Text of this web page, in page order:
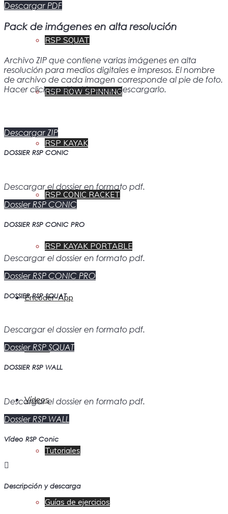
RSP SQUAT
RSP ROW SPINNING
RSP KAYAK
RSP CONIC RACKET
RSP KAYAK PORTABLE
Encoder-App
Tienda
Vídeos
Tutoriales
Guías de ejercicios
Descargar PDF
Pack de imágenes en alta resolución
Archivo ZIP que contiene varias imágenes en alta
resolución para medios digitales e impresos. El nombre
de archivo de cada imagen corresponde al pie de foto.
Hacer click en el botón para descargarlo.
Descargar ZIP
DOSSIER RSP CONIC
Descargar el dossier en formato pdf.
Dossier RSP CONIC
DOSSIER RSP CONIC PRO
Descargar el dossier en formato pdf.
Dossier RSP CONIC PRO
DOSSIER RSP SQUAT
Descargar el dossier en formato pdf.
Dossier RSP SQUAT
DOSSIER RSP WALL
Descargar el dossier en formato pdf.
Dossier RSP WALL
Vídeo RSP Conic
Descripción y descarga